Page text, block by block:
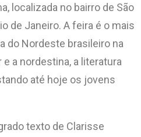
localizada no bairro de São
de Janeiro. A feira é o mais
do Nordeste brasileiro na
a nordestina, a literatura
até hoje os jovens
texto de Clarisse